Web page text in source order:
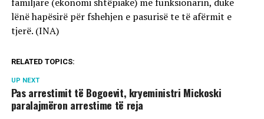
lënë hapësirë për fshehjen e pasurisë te të afërmit e
tjerë. (INA)
RELATED TOPICS:
UP NEXT
Pas arrestimit të Bogoevit, kryeministri Mickoski
paralajmëron arrestime të reja